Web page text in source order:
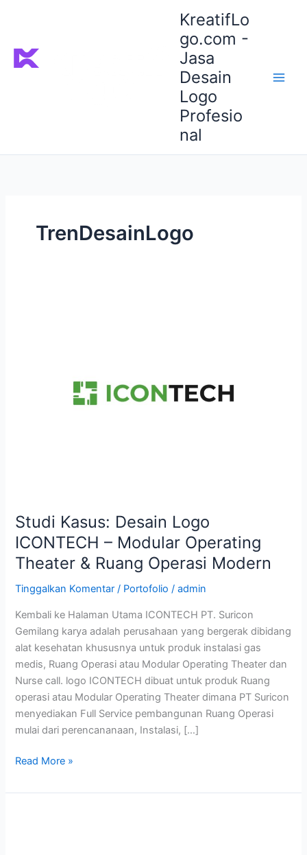
KreatifLo
go.com -
Jasa
Desain
Logo
Profesio
nal
TrenDesainLogo
Studi Kasus: Desain Logo
ICONTECH – Modular Operating
Theater & Ruang Operasi Modern
Tinggalkan Komentar / Portofolio /admin
Kembali ke Halaman Utama ICONTECH PT. Suricon
Gemilang karya adalah perusahaan yang bergerak dibidang
alat kesehatan khususnya untuk produk instalasi gas
medis, Ruang Operasi atau Modular Operating Theater dan
Nurse call. logo ICONTECH dibuat untuk produk Ruang
operasi atau Modular Operating Theater dimana PT Suricon
menyediakan Full Service pembangunan Ruang Operasi
mulai dari perencananaan, Instalasi, […]
Read More »